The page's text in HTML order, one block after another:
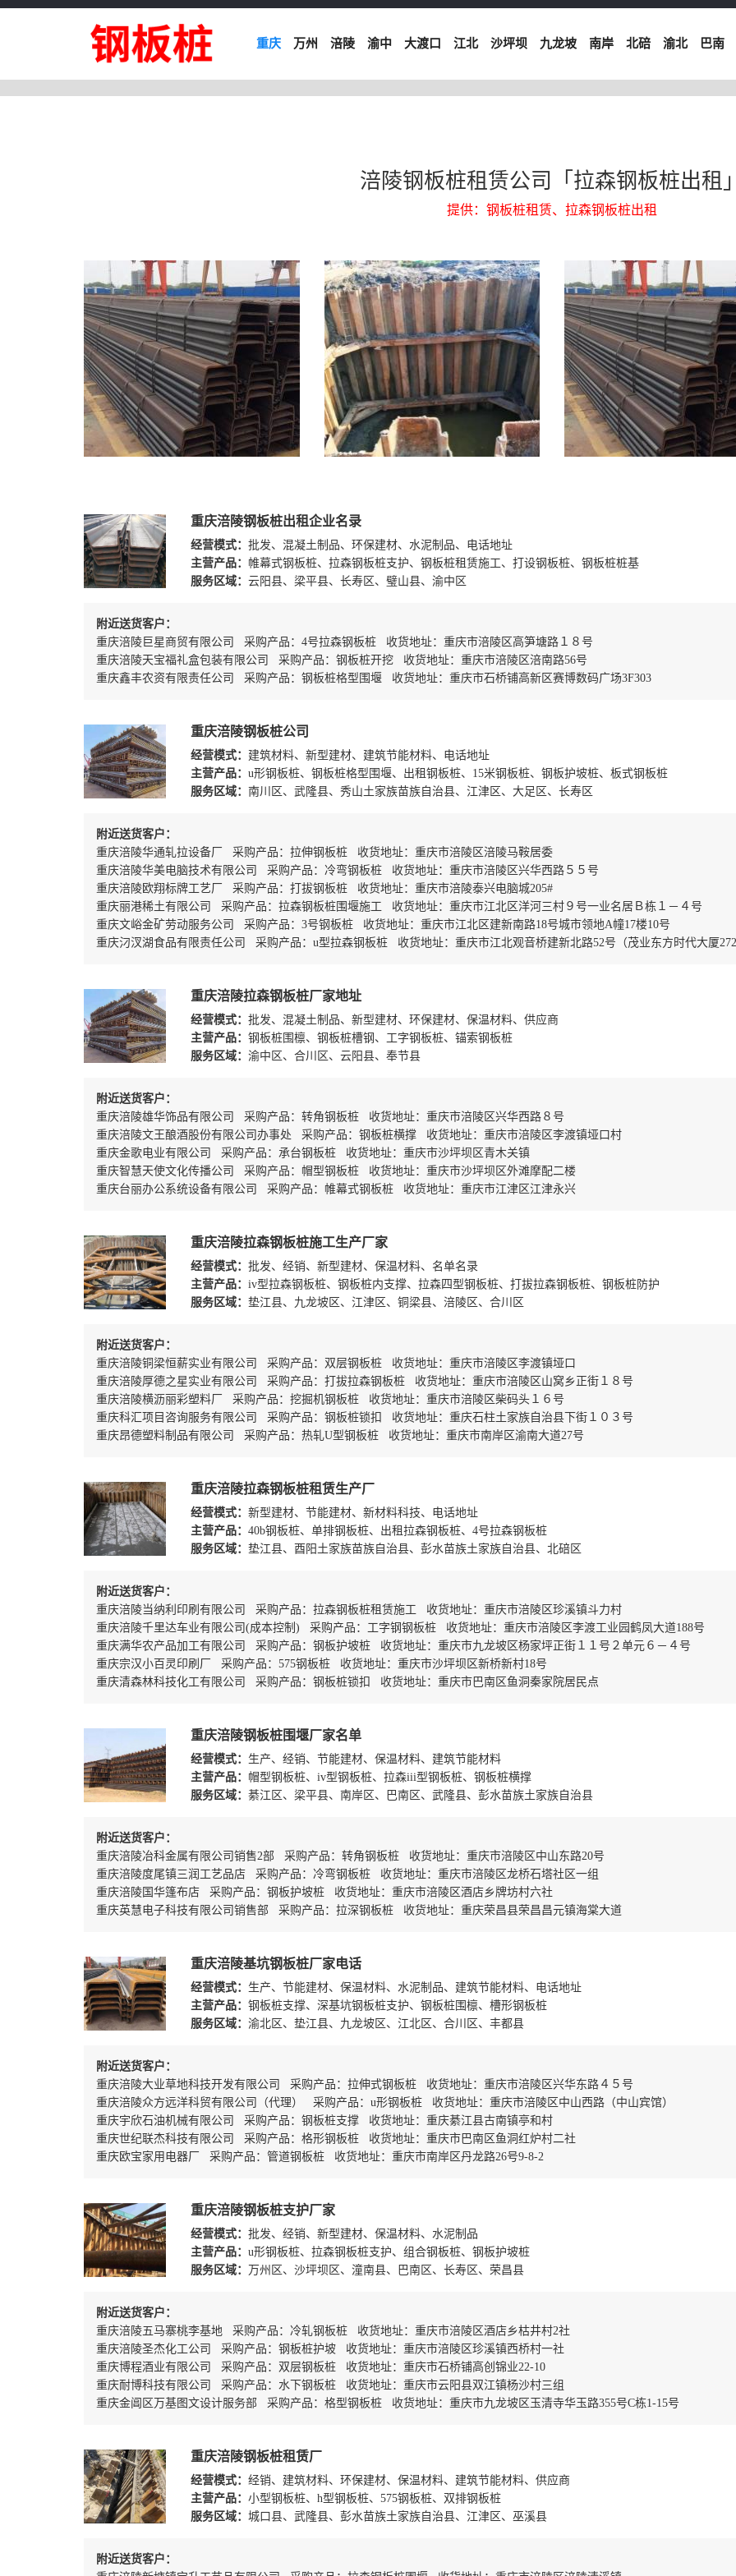
重庆 万州 涪陵 渝中 大渡口 江北 沙坪坝 九龙坡 南岸 北碚 渝北 巴南
涪陵钢板桩租赁公司「拉森钢板桩出租」
提供：钢板桩租赁、拉森钢板桩出租
重庆涪陵钢板桩出租企业名录
经营模式： 批发、混凝土制品、环保建材、水泥制品、电话地址
主营产品： 帷幕式钢板桩、拉森钢板桩支护、钢板桩租赁施工、打设钢板桩、钢板桩桩基
服务区域： 云阳县、梁平县、长寿区、璧山县、渝中区
附近送货客户：
重庆涪陵巨星商贸有限公司 采购产品：4号拉森钢板桩 收货地址：重庆市涪陵区高笋塘路１８号
重庆涪陵天宝福礼盒包装有限公司 采购产品：钢板桩开挖 收货地址：重庆市涪陵区涪南路56号
重庆鑫丰农资有限责任公司 采购产品：钢板桩格型围堰 收货地址：重庆市石桥铺高新区赛博数码广场3F303
重庆涪陵钢板桩公司
经营模式： 建筑材料、新型建材、建筑节能材料、电话地址
主营产品： u形钢板桩、钢板桩格型围堰、出租钢板桩、15米钢板桩、钢板护坡桩、板式钢板桩
服务区域： 南川区、武隆县、秀山土家族苗族自治县、江津区、大足区、长寿区
附近送货客户：
重庆涪陵华通轧拉设备厂 采购产品：拉伸钢板桩 收货地址：重庆市涪陵区涪陵马鞍居委
重庆涪陵华美电脑技术有限公司 采购产品：冷弯钢板桩 收货地址：重庆市涪陵区兴华西路５５号
重庆涪陵欧翔标牌工艺厂 采购产品：打拔钢板桩 收货地址：重庆市涪陵泰兴电脑城205#
重庆丽港稀土有限公司 采购产品：拉森钢板桩围堰施工 收货地址：重庆市江北区洋河三村９号一业名居Ｂ栋１－４号
重庆文峪金矿劳动服务公司 采购产品：3号钢板桩 收货地址：重庆市江北区建新南路18号城市领地A幢17楼10号
重庆汈汊湖食品有限责任公司 采购产品：u型拉森钢板桩 收货地址：重庆市江北观音桥建新北路52号（茂业东方时代大厦
重庆涪陵拉森钢板桩厂家地址
经营模式： 批发、混凝土制品、新型建材、环保建材、保温材料、供应商
主营产品： 钢板桩围檩、钢板桩槽钢、工字钢板桩、锚索钢板桩
服务区域： 渝中区、合川区、云阳县、奉节县
附近送货客户：
重庆涪陵雄华饰品有限公司 采购产品：转角钢板桩 收货地址：重庆市涪陵区兴华西路８号
重庆涪陵文王酿酒股份有限公司办事处 采购产品：钢板桩横撑 收货地址：重庆市涪陵区李渡镇垭口村
重庆金歌电业有限公司 采购产品：承台钢板桩 收货地址：重庆市沙坪坝区青木关镇
重庆智慧天使文化传播公司 采购产品：帽型钢板桩 收货地址：重庆市沙坪坝区外滩摩配二楼
重庆台丽办公系统设备有限公司 采购产品：帷幕式钢板桩 收货地址：重庆市江津区江津永兴
重庆涪陵拉森钢板桩施工生产厂家
经营模式： 批发、经销、新型建材、保温材料、名单名录
主营产品： iv型拉森钢板桩、钢板桩内支撑、拉森四型钢板桩、打拔拉森钢板桩、钢板桩防护
服务区域： 垫江县、九龙坡区、江津区、铜梁县、涪陵区、合川区
附近送货客户：
重庆涪陵铜梁恒薪实业有限公司 采购产品：双层钢板桩 收货地址：重庆市涪陵区李渡镇垭口
重庆涪陵厚德之星实业有限公司 采购产品：打拔拉森钢板桩 收货地址：重庆市涪陵区山窝乡正街１８号
重庆涪陵横沥丽彩塑料厂 采购产品：挖掘机钢板桩 收货地址：重庆市涪陵区柴码头１６号
重庆科汇项目咨询服务有限公司 采购产品：钢板桩锁扣 收货地址：重庆石柱土家族自治县下街１０３号
重庆昂德塑料制品有限公司 采购产品：热轧U型钢板桩 收货地址：重庆市南岸区渝南大道27号
重庆涪陵拉森钢板桩租赁生产厂
经营模式： 新型建材、节能建材、新材料科技、电话地址
主营产品： 40b钢板桩、单排钢板桩、出租拉森钢板桩、4号拉森钢板桩
服务区域： 垫江县、酉阳土家族苗族自治县、彭水苗族土家族自治县、北碚区
附近送货客户：
重庆涪陵当纳利印刷有限公司 采购产品：拉森钢板桩租赁施工 收货地址：重庆市涪陵区珍溪镇斗力村
重庆涪陵千里达车业有限公司(成本控制) 采购产品：工字钢钢板桩 收货地址：重庆市涪陵区李渡工业园鹤凤大道188号
重庆满华农产品加工有限公司 采购产品：钢板护坡桩 收货地址：重庆市九龙坡区杨家坪正街１１号２单元６－４号
重庆宗汉小百灵印刷厂 采购产品：575钢板桩 收货地址：重庆市沙坪坝区新桥新村18号
重庆清森林科技化工有限公司 采购产品：钢板桩锁扣 收货地址：重庆市巴南区鱼洞秦家院居民点
重庆涪陵钢板桩围堰厂家名单
经营模式： 生产、经销、节能建材、保温材料、建筑节能材料
主营产品： 帽型钢板桩、iv型钢板桩、拉森iii型钢板桩、钢板桩横撑
服务区域： 綦江区、梁平县、南岸区、巴南区、武隆县、彭水苗族土家族自治县
附近送货客户：
重庆涪陵冶科金属有限公司销售2部 采购产品：转角钢板桩 收货地址：重庆市涪陵区中山东路20号
重庆涪陵度尾镇三润工艺品店 采购产品：冷弯钢板桩 收货地址：重庆市涪陵区龙桥石塔社区一组
重庆涪陵国华篷布店 采购产品：钢板护坡桩 收货地址：重庆市涪陵区酒店乡牌坊村六社
重庆英慧电子科技有限公司销售部 采购产品：拉深钢板桩 收货地址：重庆荣昌县荣昌昌元镇海棠大道
重庆涪陵基坑钢板桩厂家电话
经营模式： 生产、节能建材、保温材料、水泥制品、建筑节能材料、电话地址
主营产品： 钢板桩支撑、深基坑钢板桩支护、钢板桩围檩、槽形钢板桩
服务区域： 渝北区、垫江县、九龙坡区、江北区、合川区、丰都县
附近送货客户：
重庆涪陵大业草地科技开发有限公司 采购产品：拉伸式钢板桩 收货地址：重庆市涪陵区兴华东路４５号
重庆涪陵众方远洋科贸有限公司（代理） 采购产品：u形钢板桩 收货地址：重庆市涪陵区中山西路（中山宾馆）
重庆宇欣石油机械有限公司 采购产品：钢板桩支撑 收货地址：重庆綦江县古南镇亭和村
重庆世纪联杰科技有限公司 采购产品：格形钢板桩 收货地址：重庆市巴南区鱼洞红炉村二社
重庆欧宝家用电器厂 采购产品：管道钢板桩 收货地址：重庆市南岸区丹龙路26号9-8-2
重庆涪陵钢板桩支护厂家
经营模式： 批发、经销、新型建材、保温材料、水泥制品
主营产品： u形钢板桩、拉森钢板桩支护、组合钢板桩、钢板护坡桩
服务区域： 万州区、沙坪坝区、潼南县、巴南区、长寿区、荣昌县
附近送货客户：
重庆涪陵五马寨桃李基地 采购产品：冷轧钢板桩 收货地址：重庆市涪陵区酒店乡枯井村2社
重庆涪陵圣杰化工公司 采购产品：钢板桩护坡 收货地址：重庆市涪陵区珍溪镇西桥村一社
重庆博程酒业有限公司 采购产品：双层钢板桩 收货地址：重庆市石桥铺高创锦业22-10
重庆耐博科技有限公司 采购产品：水下钢板桩 收货地址：重庆市云阳县双江镇杨沙村三组
重庆金阊区万基图文设计服务部 采购产品：格型钢板桩 收货地址：重庆市九龙坡区玉清寺华玉路355号C栋1-15号
重庆涪陵钢板桩租赁厂
经营模式： 经销、建筑材料、环保建材、保温材料、建筑节能材料、供应商
主营产品： 小型钢板桩、h型钢板桩、575钢板桩、双排钢板桩
服务区域： 城口县、武隆县、彭水苗族土家族自治县、江津区、巫溪县
附近送货客户：